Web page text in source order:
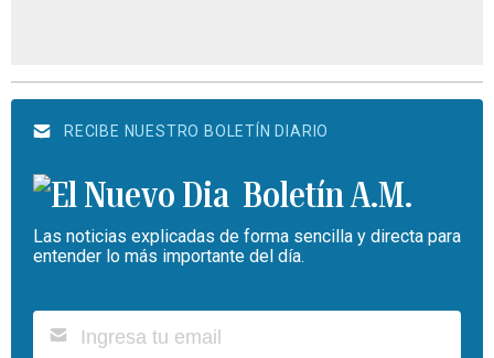
RECIBE NUESTRO BOLETÍN DIARIO
Boletín A.M.
Las noticias explicadas de forma sencilla y directa para
entender lo más importante del día.